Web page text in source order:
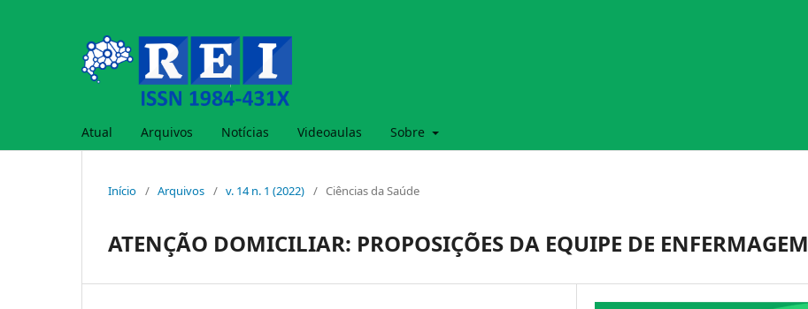
Atual Arquivos Notícias Videoaulas Sobre
Início / Arquivos / v. 14 n. 1 (2022) / Ciências da Saúde
ATENÇÃO DOMICILIAR: PROPOSIÇÕES DA EQUIPE DE ENFERMAGEM